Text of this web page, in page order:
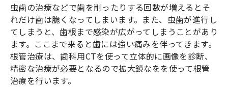
虫歯の治療などで歯を削ったりする回数が増えるとそ
れだけ歯は脆くなってしまいます。また、虫歯が進行し
てしまうと、歯根まで感染が広がってしまうことがあり
ます。ここまで来ると歯には強い痛みを伴ってきます。
根管治療は、歯科用CTを使って立体的に画像を診断、
精密な治療が必要となるので拡大鏡なをを使って根管
治療を行います。